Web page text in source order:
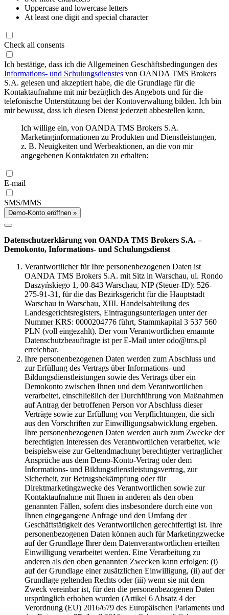
Uppercase and lowercase letters
At least one digit and special character
Check all consents
Ich bestätige, dass ich die Allgemeinen Geschäftsbedingungen des
Informations- und Schulungsdienstes von OANDA TMS Brokers
S.A. gelesen und akzeptiert habe, die die Grundlage für die
Kontaktaufnahme mit mir bezüglich des Angebots und für die
telefonische Unterstützung bei der Kontoverwaltung bilden. Ich bin
mir bewusst, dass ich diesen Dienst jederzeit abbestellen kann.
Ich willige ein, von OANDA TMS Brokers S.A.
Marketinginformationen zu Produkten und Dienstleistungen,
z. B. Neuigkeiten und Werbeaktionen, an die von mir
angegebenen Kontaktdaten zu erhalten:
E-mail
SMS/MMS
Demo-Konto eröffnen »
Datenschutzerklärung von OANDA TMS Brokers S.A. –
Demokonto, Informations- und Schulungsdienst
Verantwortlicher für Ihre personenbezogenen Daten ist
OANDA TMS Brokers S.A. mit Sitz in Warschau, ul. Rondo
Daszyńskiego 1, 00-843 Warschau, NIP (Steuer-ID): 526-
275-91-31, für die das Bezirksgericht für die Hauptstadt
Warschau in Warschau, XIII. Handelsabteilung des
Landesgerichtsregisters, Eintragungsunterlagen unter der
Nummer KRS: 0000204776 führt, Stammkapital 3 537 560
PLN (voll eingezahlt). Der vom Verantwortlichen ernannte
Datenschutzbeauftragte ist per E-Mail unter odo@tms.pl
erreichbar.
Ihre personenbezogenen Daten werden zum Abschluss und
zur Erfüllung des Vertrags über Informations- und
Bildungsdienstleistungen sowie des Vertrags über ein
Demokonto zwischen Ihnen und dem Verantwortlichen
verarbeitet, einschließlich der Durchführung von Maßnahmen
auf Antrag der betroffenen Person vor Abschluss dieser
Verträge sowie zur Erfüllung von Verpflichtungen, die sich
aus den Vorschriften zur Einwilligungsabwicklung ergeben.
Ihre personenbezogenen Daten werden auch zum Zwecke der
berechtigten Interessen des Verantwortlichen verarbeitet, wie
beispielsweise zur Geltendmachung berechtigter vertraglicher
Ansprüche aus dem Demo-Konto-Vertrag oder dem
Informations- und Bildungsdienstleistungsvertrag, zur
Sicherheit, zur Betrugsbekämpfung oder für
Direktmarketingzwecke des Verantwortlichen sowie zur
Kontaktaufnahme mit Ihnen in anderen als den oben
genannten Fällen, sofern dies insbesondere durch eine von
Ihnen eingegangene Anfrage und den Umfang der
Geschäftstätigkeit des Verantwortlichen gerechtfertigt ist. Ihre
personenbezogenen Daten können auch für Marketingzwecke
auf der Grundlage Ihrer dem Datenverantwortlichen erteilten
Einwilligung verarbeitet werden. Eine Verarbeitung zu
anderen als den oben genannten Zwecken kann erfolgen: (i)
auf der Grundlage einer zusätzlichen Einwilligung, (ii) auf der
Grundlage geltenden Rechts oder (iii) wenn sie mit dem
Zweck vereinbar ist, für den die personenbezogenen Daten
ursprünglich erhoben wurden (Artikel 6 Absatz 4 der
Verordnung (EU) 2016/679 des Europäischen Parlaments und